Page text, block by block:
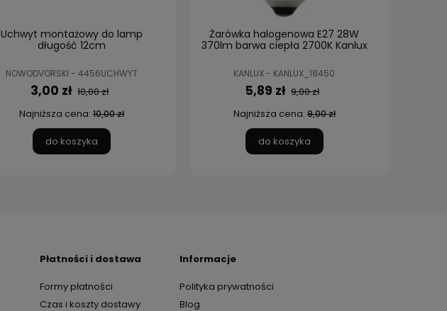
Uchwyt montażowy do lamp
długość 12cm
NOWODVORSKI - 4456UCHWYT
3,00 zł 10,00 zł
Najniższa cena:10,00 zł
do koszyka
Żarówka halogenowa E27 28W
370lm barwa ciepła 2700K Kanlux
KANLUX - KANLUX_18450
5,89 zł 9,00 zł
Najniższa cena:9,00 zł
do koszyka
Płatności i dostawa
Formy płatności
Czas i koszty dostawy
Informacje
Polityka prywatności
Blog